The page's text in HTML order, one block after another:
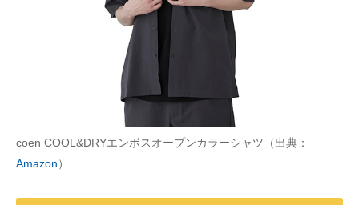
coen COOL&DRYエンボスオープンカラーシャツ（出典：
Amazon）